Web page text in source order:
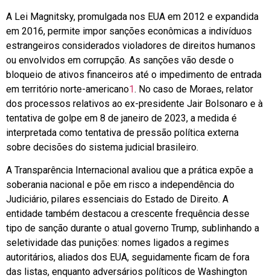
A Lei Magnitsky, promulgada nos EUA em 2012 e expandida
em 2016, permite impor sanções econômicas a indivíduos
estrangeiros considerados violadores de direitos humanos
ou envolvidos em corrupção. As sanções vão desde o
bloqueio de ativos financeiros até o impedimento de entrada
em território norte-americano1. No caso de Moraes, relator
dos processos relativos ao ex-presidente Jair Bolsonaro e à
tentativa de golpe em 8 de janeiro de 2023, a medida é
interpretada como tentativa de pressão política externa
sobre decisões do sistema judicial brasileiro.
A Transparência Internacional avaliou que a prática expõe a
soberania nacional e põe em risco a independência do
Judiciário, pilares essenciais do Estado de Direito. A
entidade também destacou a crescente frequência desse
tipo de sanção durante o atual governo Trump, sublinhando a
seletividade das punições: nomes ligados a regimes
autoritários, aliados dos EUA, seguidamente ficam de fora
das listas, enquanto adversários políticos de Washington